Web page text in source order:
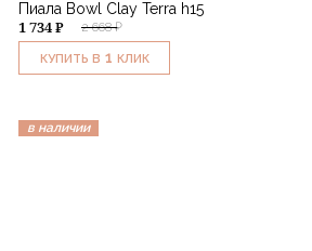
Пиала Bowl Clay Terra h15
2 668 ₽
1 734 ₽
КУПИТЬ В 1 КЛИК
в наличии